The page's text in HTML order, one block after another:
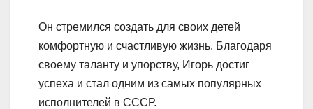
Он стремился создать для своих детей
комфортную и счастливую жизнь. Благодаря
своему таланту и упорству, Игорь достиг
успеха и стал одним из самых популярных
исполнителей в СССР.